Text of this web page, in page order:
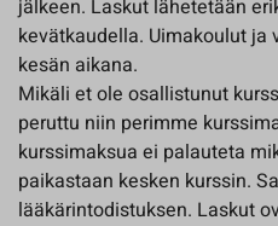
jälkeen. Laskut lähetetään
kevätkaudella. Uimakoulut
kesän aikana.
Mikäli et ole osallistunut
peruttu niin perimme
kurssimaksua ei palauteta
paikastaan kesken kurssin.
lääkärintodistuksen. Laskut